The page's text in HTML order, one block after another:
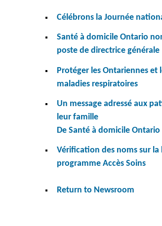
Célébrons la Journée
Santé à domicile Ontario
poste de directrice générale
Protéger les Ontariennes et
maladies respiratoires
Un message adressé aux
leur famille
De Santé à domicile Ontario
Vérification des noms sur la
programme Accès Soins
Return to Newsroom